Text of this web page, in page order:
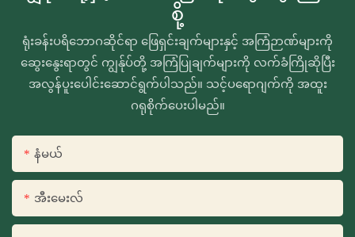
စို့
ရုံးခန်းပရိဘောဂဆိုင်ရာ ဖြေရှင်းချက်များနှင့် အကြံဉာဏ်များကို
ဆွေးနွေးရာတွင် ကျွန်ုပ်တို့ အကြံပြုချက်များကို လက်ခံကြိုဆိုပြီး
အလွန်ပူးပေါင်းဆောင်ရွက်ပါသည်။ သင့်ပရောဂျက်ကို အထူး
ဂရုစိုက်ပေးပါမည်။
နံမယ်
အီးမေးလ်